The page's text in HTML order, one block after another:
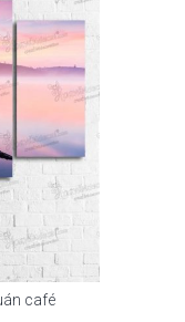
café